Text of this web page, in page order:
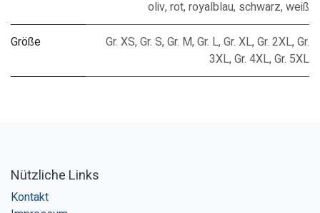
oliv,rot,royalblau, schwarz,weiß
Größe Gr. XS,Gr. S,Gr. M,Gr. L,Gr. XL,Gr. 2XL,Gr.
3XL,Gr. 4XL,Gr. 5XL
Nützliche Links
Kontakt